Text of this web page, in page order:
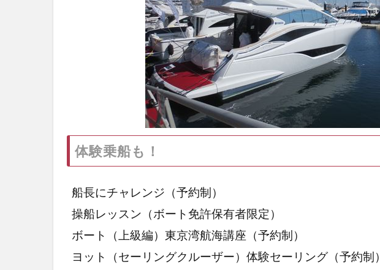
体験乗船も！
船長にチャレンジ（予約制）
操船レッスン（ボート免許保有者限定）
ボート（上級編）東京湾航海講座（予約制）
ヨット（セーリングクルーザー）体験セーリング（予約制）